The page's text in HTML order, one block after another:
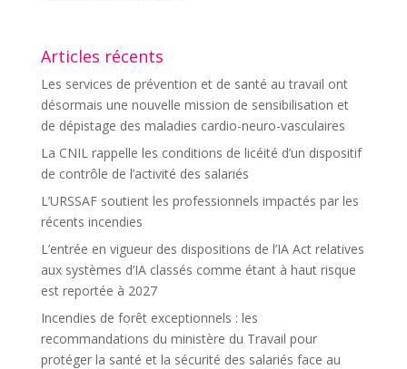
Articles récents
Les services de prévention et de santé au travail ont
désormais une nouvelle mission de sensibilisation et
de dépistage des maladies cardio-neuro-vasculaires
La CNIL rappelle les conditions de licéité d’un dispositif
de contrôle de l’activité des salariés
L’URSSAF soutient les professionnels impactés par les
récents incendies
L’entrée en vigueur des dispositions de l’IA Act relatives
aux systèmes d’IA classés comme étant à haut risque
est reportée à 2027
Incendies de forêt exceptionnels : les
recommandations du ministère du Travail pour
protéger la santé et la sécurité des salariés face au